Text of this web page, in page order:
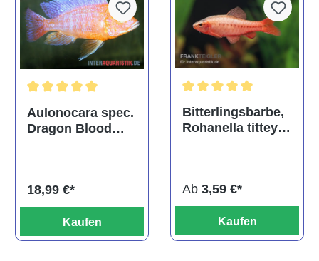
Durchschnittliche Bewertung von 5 von 5 Sternen
Aulonocara spec.
Dragon Blood
18,99 €*
Kaufen
Bitterlingsbarbe,
Rohanella titteya,
Ab 3,59 €*
Kaufen